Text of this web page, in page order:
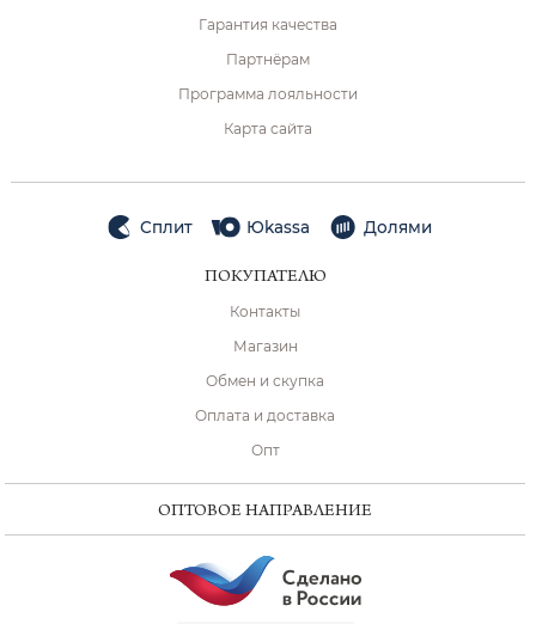
Гарантия качества
Партнёрам
Программа лояльности
Карта сайта
Сплит Юkassa Долями
ПОКУПАТЕЛЮ
Контакты
Магазин
Обмен и скупка
Оплата и доставка
Опт
ОПТОВОЕ НАПРАВЛЕНИЕ